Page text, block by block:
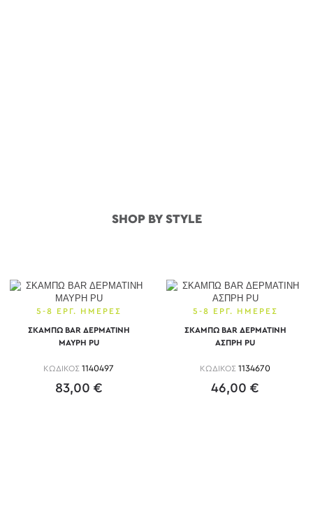
SHOP BY STYLE
5-8 ΕΡΓ. ΗΜΕΡΕΣ
ΣΚΑΜΠΩ BAR ΔΕΡΜΑΤΙΝΗ
ΜΑΥΡΗ PU
ΚΩΔΙΚΟΣ 1140497
83,00 €
5-8 ΕΡΓ. ΗΜΕΡΕΣ
ΣΚΑΜΠΩ BAR ΔΕΡΜΑΤΙΝΗ
ΑΣΠΡΗ PU
ΚΩΔΙΚΟΣ 1134670
46,00 €